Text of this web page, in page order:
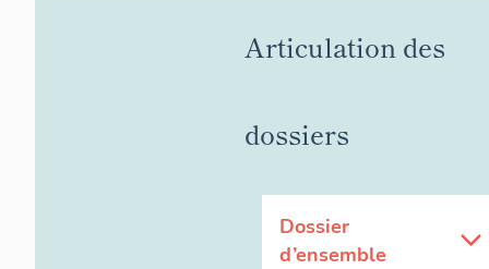
Articulation des
dossiers
Dossier
d’ensemble